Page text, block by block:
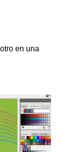
en una